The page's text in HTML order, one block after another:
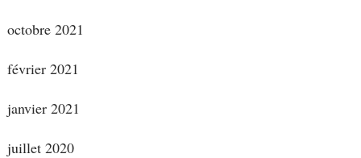
octobre 2021
février 2021
janvier 2021
juillet 2020